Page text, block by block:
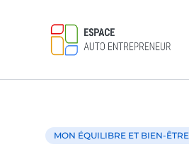
MON ÉQUILIBRE ET BIEN-